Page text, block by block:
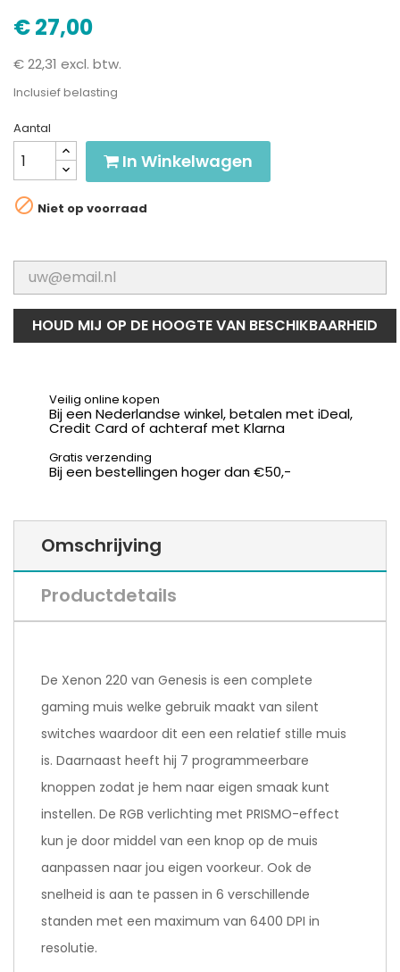
€ 27,00
€ 22,31 excl. btw.
Inclusief belasting
Aantal
In Winkelwagen
 Niet op voorraad
HOUD MIJ OP DE HOOGTE VAN BESCHIKBAARHEID
Veilig online kopen
Bij een Nederlandse winkel, betalen met iDeal,
Credit Card of achteraf met Klarna
Gratis verzending
Bij een bestellingen hoger dan €50,-
Omschrijving
Productdetails
De Xenon 220 van Genesis is een complete
gaming muis welke gebruik maakt van silent
switches waardoor dit een een relatief stille muis
is. Daarnaast heeft hij 7 programmeerbare
knoppen zodat je hem naar eigen smaak kunt
instellen. De RGB verlichting met PRISMO-effect
kun je door middel van een knop op de muis
aanpassen naar jou eigen voorkeur. Ook de
snelheid is aan te passen in 6 verschillende
standen met een maximum van 6400 DPI in
resolutie.